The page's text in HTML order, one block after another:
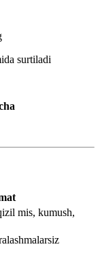
surtiladi
mis, kumush,